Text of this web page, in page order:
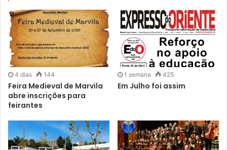
Madragoa
Este ano, as 20 marchas em competição foram avaliadas
por um júri presidido por Vítor Agostinho e composto por
4 dias 144
Feira Medieval de Marvila
abre inscrições para
feirantes
1 semana 425
Em Julho foi assim